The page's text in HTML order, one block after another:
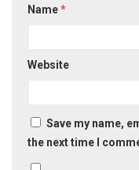
Name*
Website
Save my name,
the next time I